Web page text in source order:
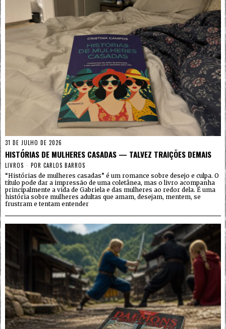
31 DE JULHO DE 2026
HISTÓRIAS DE MULHERES CASADAS — TALVEZ TRAIÇÕES DEMAIS
LIVROS POR CARLOS BARROS
“Histórias de mulheres casadas” é um romance sobre desejo e culpa. O
título pode dar a impressão de uma coletânea, mas o livro acompanha
principalmente a vida de Gabriela e das mulheres ao redor dela. É uma
história sobre mulheres adultas que amam, desejam, mentem, se
frustram e tentam entender